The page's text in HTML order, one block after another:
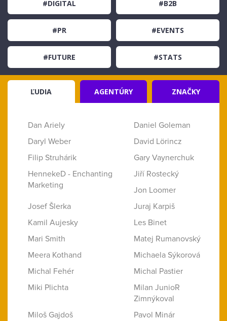
#DIGITAL #B2B
#PR #EVENTS
#FUTURE #STATS
ĽUDIA AGENTÚRY ZNAČKY
Dan Ariely
Daniel Goleman
Daryl Weber
David Lörincz
Filip Struhárik
Gary Vaynerchuk
HennekeD - Enchanting
Marketing
Jiří Rostecký
Jon Loomer
Josef Šlerka
Juraj Karpiš
Kamil Aujesky
Les Binet
Mari Smith
Matej Rumanovský
Meera Kothand
Michaela Sýkorová
Michal Fehér
Michal Pastier
Miki Plichta
Milan JunioR
Zimnýkoval
Miloš Gajdoš
Pavol Minár